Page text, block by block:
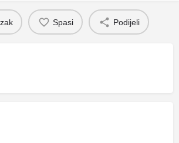
Spasi Podijeli